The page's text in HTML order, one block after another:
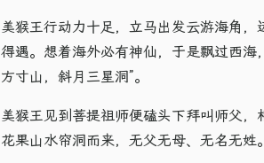
美猴王行动力十足，立马出发云游海角
得遇。想着海外必有神仙，于是飘过西
方寸山，斜月三星洞”​。
美猴王见到菩提祖师便磕头下拜叫师父
花果山水帘洞而来，无父无母、无名无姓